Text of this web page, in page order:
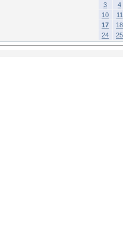
3
4
10
11
17
18
24
25